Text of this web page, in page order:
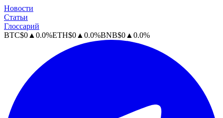
Новости
Статьи
Глоссарий
BTC$0 ▲ 0.0%ETH$0 ▲ 0.0%BNB$0 ▲ 0.0%